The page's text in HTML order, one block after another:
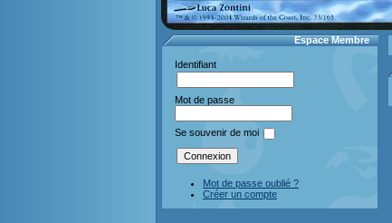
Espace Membre
Identifiant
Mot de passe
Se souvenir de moi
Mot de passe oublié ?
Créer un compte